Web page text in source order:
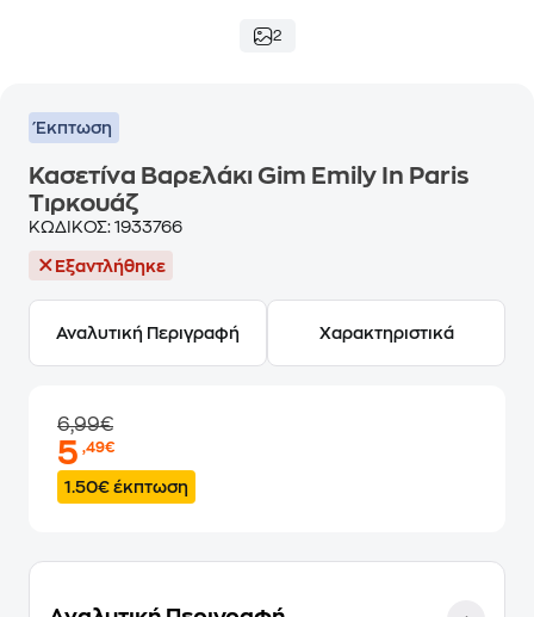
2
Έκπτωση
Κασετίνα Βαρελάκι Gim Emily In Paris
Τιρκουάζ
ΚΩΔΙΚΟΣ: 1933766
Εξαντλήθηκε
Αναλυτική Περιγραφή Χαρακτηριστικά
6,99€
5,49€
1.50€ έκπτωση